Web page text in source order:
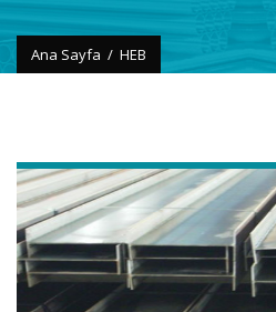
Ana Sayfa / HEB